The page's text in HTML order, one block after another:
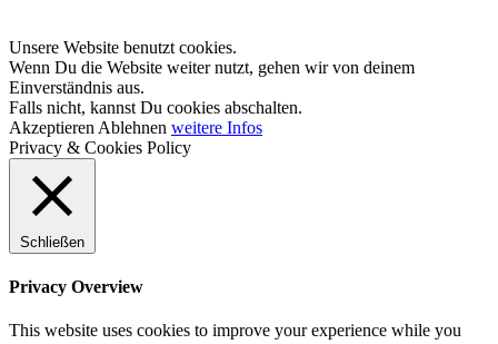
Unsere Website benutzt cookies.
Wenn Du die Website weiter nutzt, gehen wir von deinem
Einverständnis aus.
Falls nicht, kannst Du cookies abschalten.
Akzeptieren Ablehnen weitere Infos
Privacy & Cookies Policy
Schließen
Privacy Overview
This website uses cookies to improve your experience while you